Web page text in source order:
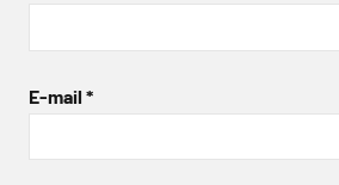
E-mail *